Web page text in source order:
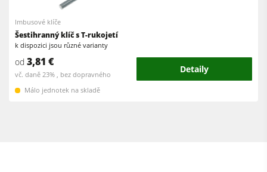
Olepovačky hran
Širokopásové brusky
Pásové a hranové brusky
Kartáčovací stroje a kartáčové brusky
Pásové pily
Kombinované stroje
Olepovačky hran
Pásové brusky
Imbusové klíče
Šestihranný klíč s T-rukojetí
k dispozici jsou různé varianty
od 3,81 €
vč. daně 23% , bez dopravného Detaily
Málo jednotek na skladě